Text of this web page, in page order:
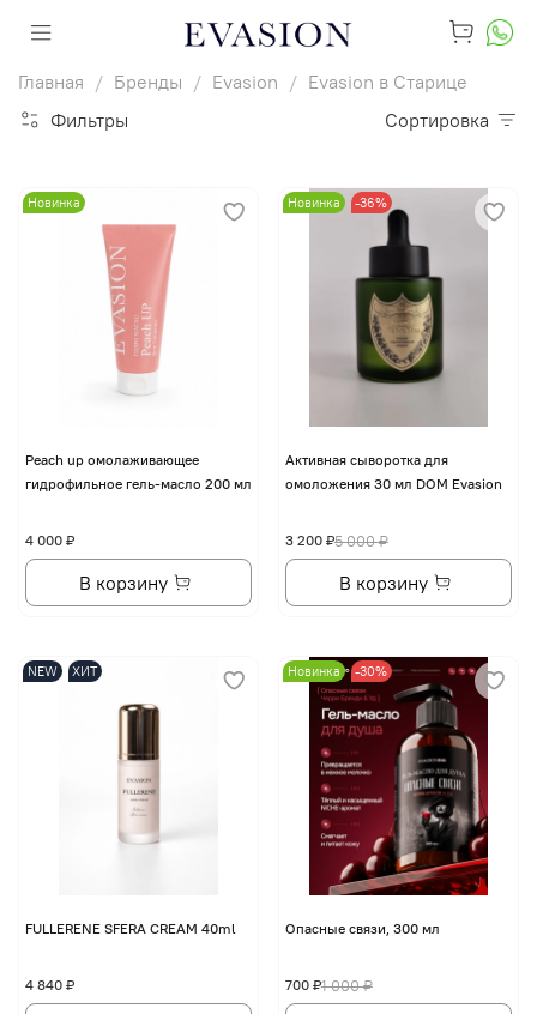
Главная Бренды Evasion
Evasion в Старице
Фильтры
Сортировка
Новинка
Peach up омолаживающее
гидрофильное гель-масло 200 мл
4 000 ₽
В корзину
Новинка -36%
Активная сыворотка для
омоложения 30 мл DOM Evasion
5 000 ₽
3 200 ₽
В корзину
NEW ХИТ
FULLERENE SFERA CREAM 40ml
4 840 ₽
Новинка -30%
Опасные связи, 300 мл
1 000 ₽
700 ₽